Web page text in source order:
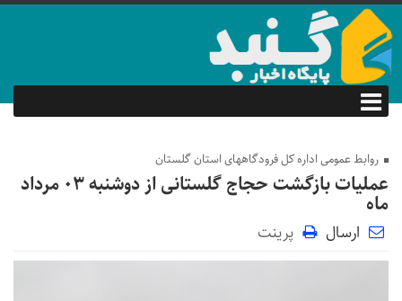
روابط عمومی اداره کل فرودگاههای استان گلستان
عملیات بازگشت حجاج گلستانی از دوشنبه ۰۳ مرداد
ماه
ارسال پرینت